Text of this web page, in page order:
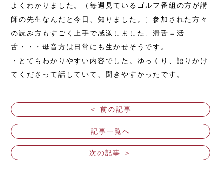
よくわかりました。（毎週見ているゴルフ番組の方が講
師の先生なんだと今日、知りました。）参加された方々
の読み方もすごく上手で感激しました。滑舌＝活
舌・・・母音方は日常にも生かせそうです。
・とてもわかりやすい内容でした。ゆっくり、語りかけ
てくださって話していて、聞きやすかったです。
＜ 前の記事
記事一覧へ
次の記事 ＞